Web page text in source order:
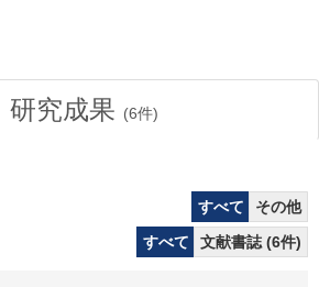
研究成果 (6件)
すべて
その他
すべて
文献書誌 (6件)